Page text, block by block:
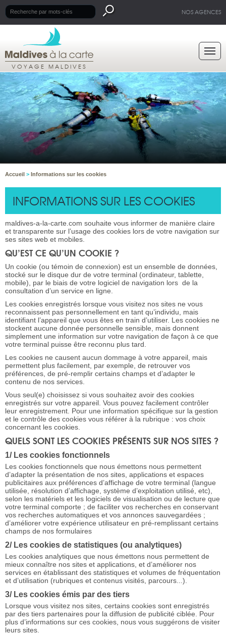
NOS AGENCES
VOYAGE MALDIVES
Accueil > Informations sur les cookies
INFORMATIONS SUR LES COOKIES
maldives-a-la-carte.com souhaite vous informer de manière claire
et transparente sur l’usage des cookies lors de votre navigation sur
ses sites web et mobiles.
QU’EST CE QU’UN COOKIE ?
Un cookie (ou témoin de connexion) est un ensemble de données,
stocké sur le disque dur de votre terminal (ordinateur, tablette,
mobile), par le biais de votre logiciel de navigation lors de la
consultation d’un service en ligne.
Les cookies enregistrés lorsque vous visitez nos sites ne vous
reconnaissent pas personnellement en tant qu’individu, mais
identifiant l’appareil que vous êtes en train d’utiliser. Les cookies ne
stockent aucune donnée personnelle sensible, mais donnent
simplement une information sur votre navigation de façon à ce que
votre terminal puisse être reconnu plus tard.
Les cookies ne causent aucun dommage à votre appareil, mais
permettent plus facilement, par exemple, de retrouver vos
préférences, de pré-remplir certains champs et d’adapter le
contenu de nos services.
Vous seul(e) choisissez si vous souhaitez avoir des cookies
enregistrés sur votre appareil. Vous pouvez facilement contrôler
leur enregistrement. Pour une information spécifique sur la gestion
et le contrôle des cookies vous référer à la rubrique : vos choix
concernant les cookies.
QUELS SONT LES COOKIES PRÉSENTS SUR NOS SITES ?
1/ Les cookies fonctionnels
Les cookies fonctionnels que nous émettons nous permettent
d’adapter la présentation de nos sites, applications et espaces
publicitaires aux préférences d’affichage de votre terminal (langue
utilisée, résolution d’affichage, système d’exploitation utilisé, etc),
selon les matériels et les logiciels de visualisation ou de lecture que
votre terminal comporte ; de faciliter vos recherches en conservant
vos recherches automatiques et vos annonces sauvegardées ;
d’améliorer votre expérience utilisateur en pré-remplissant certains
champs de nos formulaires
2/ Les cookies de statistiques (ou analytiques)
Les cookies analytiques que nous émettons nous permettent de
mieux connaître nos sites et applications, et d’améliorer nos
services en établissant des statistiques et volumes de fréquentation
et d’utilisation (rubriques et contenus visités, parcours...).
3/ Les cookies émis par des tiers
Lorsque vous visitez nos sites, certains cookies sont enregistrés
par des tiers partenaires pour la diffusion de publicité ciblée. Pour
plus d’informations sur ces cookies, nous vous suggérons de visiter
leurs sites.